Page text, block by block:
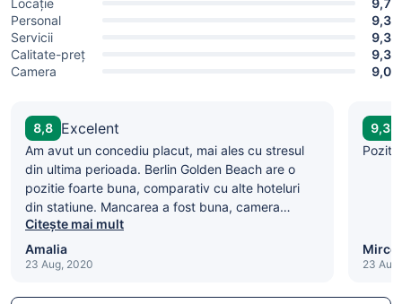
Locație
9,7
Personal
9,3
Servicii
9,3
Calitate-preț
9,3
Camera
9,0
8,8 Excelent
Am avut un concediu placut, mai ales cu stresul
din ultima perioada. Berlin Golden Beach are o
pozitie foarte buna, comparativ cu alte hoteluri
din statiune. Mancarea a fost buna, camera
spatioasa, la curatenie mai slabuti in sensul ca a
trebuit sa cerem noi sa vina sa faca si nu au
facut-o din propria initiativa. Dar per total
Citește mai mult
Amalia
23 Aug, 2020
9,3
23